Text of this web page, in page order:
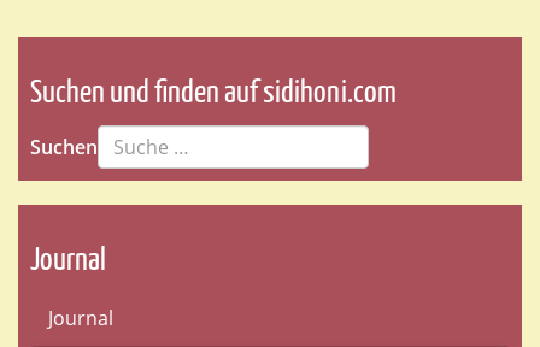
Suchen und finden auf sidihoni.com
Suchen
Journal
Journal